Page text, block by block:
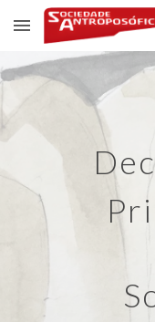
Skip to main content